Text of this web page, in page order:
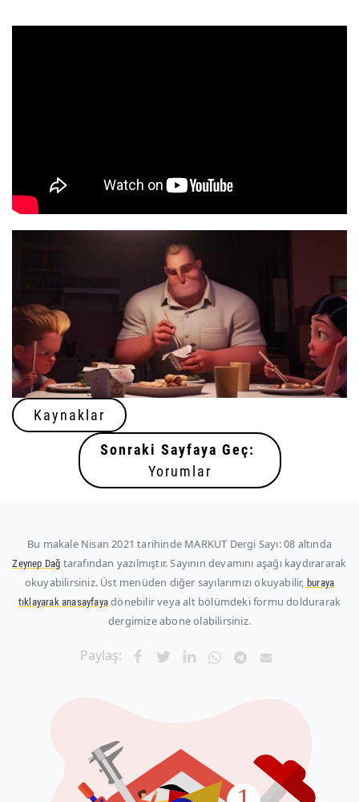
Kaynaklar
Sonraki Sayfaya Geç:
Yorumlar
Bu makale Nisan 2021 tarihinde MARKUT Dergi Sayı: 08 altında
Zeynep Dağ tarafından yazılmıştır. Sayının devamını aşağı kaydırararak
okuyabilirsiniz. Üst menüden diğer sayılarımızı okuyabilir, buraya
tıklayarak anasayfaya dönebilir veya alt bölümdeki formu doldurarak
dergimize abone olabilirsiniz.
Paylaş: